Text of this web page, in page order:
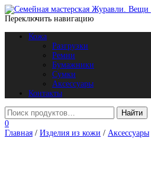
Переключить навигацию
Кожа
Разгрузки
Ремни
Бумажники
Сумки
Аксессуары
Контакты
0
Главная / Изделия из кожи / Аксессуары